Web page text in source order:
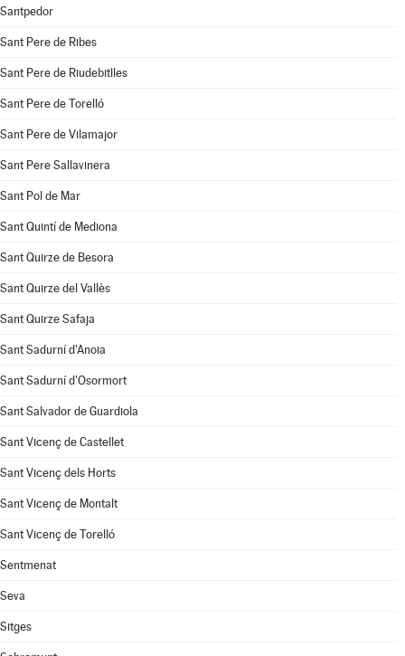
Santpedor
Sant Pere de Ribes
Sant Pere de Riudebitlles
Sant Pere de Torelló
Sant Pere de Vilamajor
Sant Pere Sallavinera
Sant Pol de Mar
Sant Quintí de Mediona
Sant Quirze de Besora
Sant Quirze del Vallès
Sant Quirze Safaja
Sant Sadurní d'Anoia
Sant Sadurní d'Osormort
Sant Salvador de Guardiola
Sant Vicenç de Castellet
Sant Vicenç dels Horts
Sant Vicenç de Montalt
Sant Vicenç de Torelló
Sentmenat
Seva
Sitges